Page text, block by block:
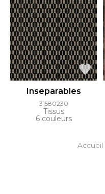
Inseparables
31580230
Tissus
6 couleurs
Accueil